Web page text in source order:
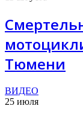
Тюмени
ВИДЕО
25 июля